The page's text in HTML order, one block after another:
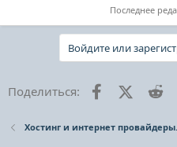
Последнее
Войдите или
Поделиться: Facebook
X
Хостинг и интернет провайдеры.